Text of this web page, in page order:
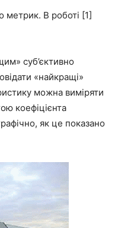
метрик. В роботі [1]
суб’єктивно
«найкращі»
можна виміряти
коефіцієнта
як це показано